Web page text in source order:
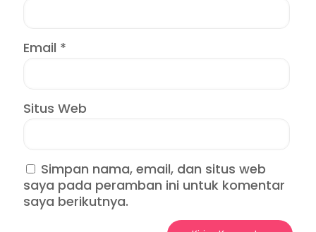
Email *
Situs Web
Simpan nama, email, dan situs web
saya pada peramban ini untuk komentar
saya berikutnya.